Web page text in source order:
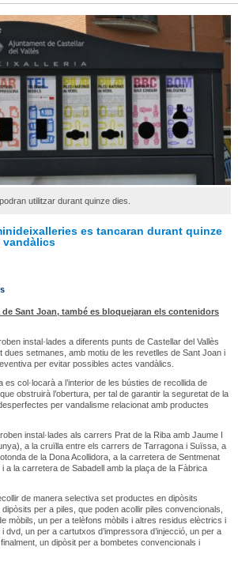
utilitzar durant quinze dies.
es tancaran durant quinze
vandàlics
Sant Joan, també es bloquejaran els contenidors
instal·lades a diferents punts de Castellar del Vallès
setmanes, amb motiu de les revetlles de Sant Joan i
per evitar possibles actes vandàlics.
col·locarà a l’interior de les bústies de recollida de
obstruirà l’obertura, per tal de garantir la seguretat de la
per vandalisme relacionat amb productes
instal·lades als carrers Prat de la Riba amb Jaume I
a la cruïlla entre els carrers de Tarragona i Suïssa, a
de la Dona Acollidora, a la carretera de Sentmenat
i a la carretera de Sabadell amb la plaça de la Fàbrica
de manera selectiva set productes en dipòsits
per a piles, que poden acollir piles convencionals,
mòbils, un per a telèfons mòbils i altres residus elèctrics i
dvd, un per a cartutxos d’impressora d’injecció, un per a
un dipòsit per a bombetes convencionals i